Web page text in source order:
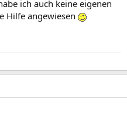
ich auch keine eigenen
Hilfe angewiesen